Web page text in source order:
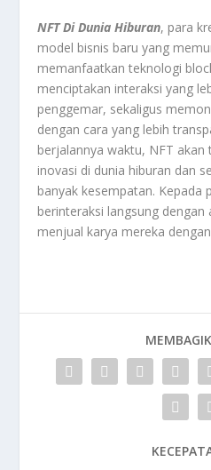
NFT Di Dunia Hiburan, para
model bisnis baru yang
memanfaatkan teknologi
menciptakan interaksi yang
penggemar, sekaligus
dengan cara yang lebih
berjalannya waktu, NFT
inovasi di dunia hiburan dan
banyak kesempatan. Kepada
berinteraksi langsung dengan
menjual karya mereka